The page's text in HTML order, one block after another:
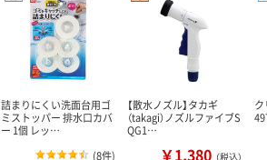
詰まりにくい洗面台用ゴ
ミストッパー 排水口カバ
ー 1個 レッ…
(8件)
【散水ノズル】タカギ
（takagi）ノズルファイブS
QG1…
￥1,380 （税込）